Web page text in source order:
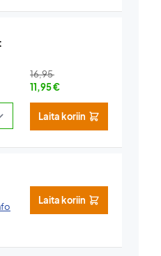
16,95
11,95€
Laita koriin
Laita koriin